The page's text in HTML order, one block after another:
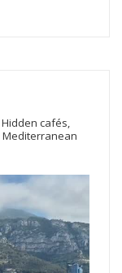
Hidden cafés,
Mediterranean